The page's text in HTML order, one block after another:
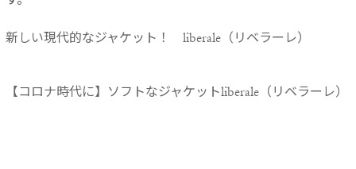
新しい現代的なジャケット！ liberale（リベラーレ）
【コロナ時代に】ソフトなジャケットliberale（リベラーレ）